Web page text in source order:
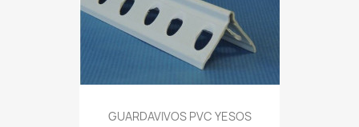
GUARDAVIVOS PVC YESOS